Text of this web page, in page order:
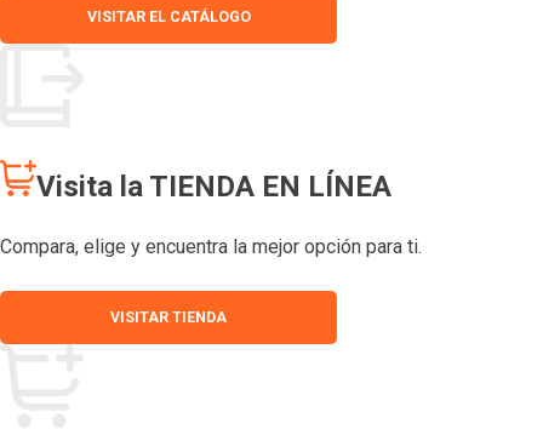
VISITAR EL CATÁLOGO
Visita la TIENDA EN LÍNEA
Compara, elige y encuentra la mejor opción para ti.
VISITAR TIENDA